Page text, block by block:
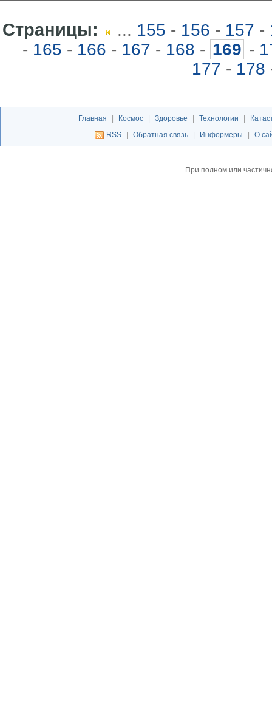
Страницы: ... 155 - 156 - 157 -
- 165 - 166 - 167 - 168 - 169 -
177 - 178
Главная Космос Здоровье Технологии
RSS
Обратная связь Информеры О
При полном или